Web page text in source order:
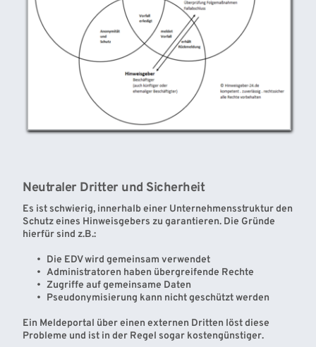
Neutraler Dritter und Sicherheit
Es ist schwierig, innerhalb einer Unternehmensstruktur den
Schutz eines Hinweisgebers zu garantieren. Die Gründe
hierfür sind z.B.:
Die EDV wird gemeinsam verwendet
Administratoren haben übergreifende Rechte
Zugriffe auf gemeinsame Daten
Pseudonymisierung kann nicht geschützt werden
Ein Meldeportal über einen externen Dritten löst diese
Probleme und ist in der Regel sogar kostengünstiger.